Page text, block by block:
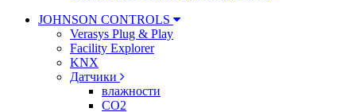
JOHNSON CONTROLS
Verasys Plug & Play
Facility Explorer
KNX
Датчики
влажности
CO2